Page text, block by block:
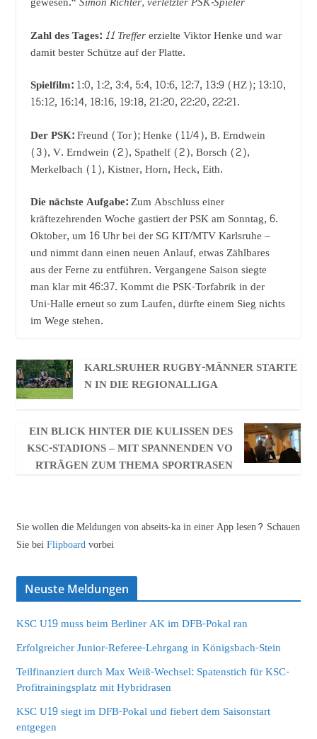
Zahl des Tages:11 Treffererzielte Viktor Henke und war
damit bester Schütze auf der Platte.
Spielfilm:1:0, 1:2, 3:4, 5:4, 10:6, 12:7, 13:9 (HZ); 13:10,
15:12, 16:14, 18:16, 19:18, 21:20, 22:20, 22:21.
Der PSK:Freund (Tor); Henke (11/4), B. Erndwein
(3), V. Erndwein (2), Spathelf (2), Borsch (2),
Merkelbach (1), Kistner, Horn, Heck, Eith.
Die nächste Aufgabe:Zum Abschluss einer
kräftezehrenden Woche gastiert der PSK am Sonntag, 6.
Oktober, um 16 Uhr bei der SG KIT/MTV Karlsruhe –
und nimmt dann einen neuen Anlauf, etwas Zählbares
aus der Ferne zu entführen. Vergangene Saison siegte
man klar mit 46:37. Kommt die PSK-Torfabrik in der
Uni-Halle erneut so zum Laufen, dürfte einem Sieg nichts
im Wege stehen.
KARLSRUHER RUGBY-MÄNNER STARTE
N IN DIE REGIONALLIGA
EIN BLICK HINTER DIE KULISSEN DES
KSC-STADIONS – MIT SPANNENDEN VO
RTRÄGEN ZUM THEMA SPORTRASEN
Sie wollen die Meldungen von abseits-ka in einer App lesen? Schauen
Sie beiFlipboardvorbei
Neuste Meldungen
KSC U19 muss beim Berliner AK im DFB-Pokal ran
Erfolgreicher Junior-Referee-Lehrgang in Königsbach-Stein
Teilfinanziert durch Max Weiß-Wechsel: Spatenstich für KSC-
Profitrainingsplatz mit Hybridrasen
KSC U19 siegt im DFB-Pokal und fiebert dem Saisonstart
entgegen